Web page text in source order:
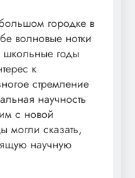
городке в
волновые нотки
школьные годы
к
стремление
научность
с новой
могли сказать,
научную